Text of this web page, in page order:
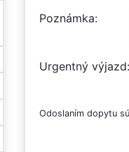
Poznámka
Urgentný výjazd
Odoslaním dopytu